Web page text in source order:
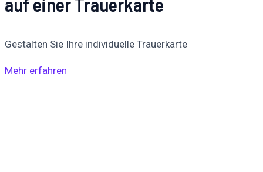
Gestalten Sie Ihre individuelle Trauerkarte
Mehr erfahren